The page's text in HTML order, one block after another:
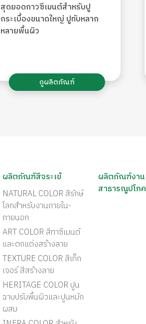
สุดยอดกาวซีเมนต์สำหรับปู
กระเบื้องขนาดใหญ่ ปูทับหลาก
หลายพื้นผิว
ดูผลิตภัณฑ์
ผลิตภัณฑ์สีจระเข้
NATURAL COLOR สีรักษ์
โลกสำหรับงานภายใน-
ภายนอก
ART COLOR สีทาซีเมนต์
และตกแต่งสร้างลาย
TEXTURE COLOR สีเท็ก
เจอร์ สีสร้างลาย
HERITAGE COLOR ปูน
ฉาบปรับพื้นผิวและปูนหมัก
ผสม
ผลิตภัณฑ์งาน
สาธารณูปโภค